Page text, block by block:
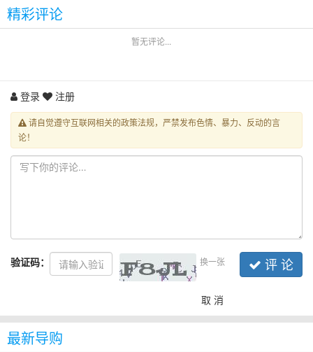
精彩评论
暂无评论...
登录 注册
请自觉遵守互联网相关的政策法规，严禁发布色情、暴力、反动的言
论！
验证码： 换一张 评 论
取 消
最新导购